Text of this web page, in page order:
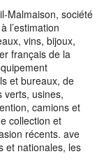
Malmaison, société
l’estimation
vins, bijoux,
français de la
et bureaux, de
verts, usines,
camions et
collection et
récents. ave
et nationales, les